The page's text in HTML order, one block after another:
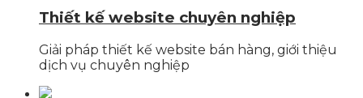
Thiết kế website chuyên nghiệp
Giải pháp thiết kế website bán hàng, giới thiệu
dịch vụ chuyên nghiệp